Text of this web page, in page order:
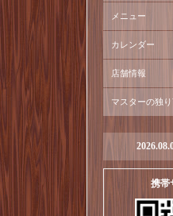
メニュー
カレンダー
店舗情報
マスターの独
携帯